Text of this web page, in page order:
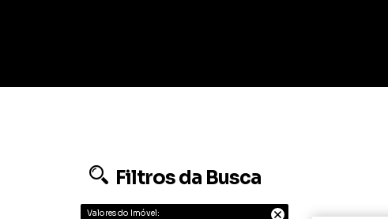
Filtros da Busca
Valores do Imóvel: